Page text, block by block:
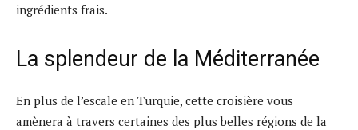
ingrédients frais.
La splendeur de la Méditerranée
En plus de l’escale en Turquie, cette croisière vous
amènera à travers certaines des plus belles régions de la